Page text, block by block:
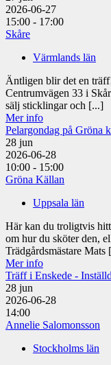
2026-06-27
15:00 - 17:00
Skåre
Värmlands län
Äntligen blir det en
Centrumvägen 33 i
sälj sticklingar och [...]
Mer info
Pelargondag på Gröna
28 jun
2026-06-28
10:00 - 15:00
Gröna Källan
Uppsala län
Här kan du troligtvis
om hur du sköter den,
Trädgårdsmästare Mats
Mer info
Träff i Enskede - Inställd
28 jun
2026-06-28
14:00
Annelie Salomonsson
Stockholms län